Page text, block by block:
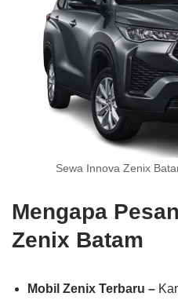
Sewa Innova Zenix
Mengapa
Zenix Batam
Mobil Zenix Terbaru –